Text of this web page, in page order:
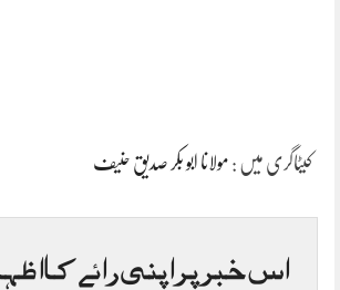
کیٹاگری میں : مولانا ابو بکر صدیق حنیف
اس خبر پر اپنی رائے کا